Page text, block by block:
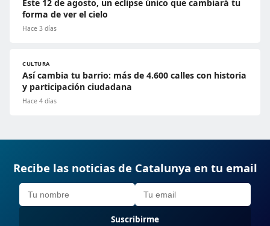
Este 12 de agosto, un eclipse único que cambiará tu
forma de ver el cielo
Hace 3 días
CULTURA
Así cambia tu barrio: más de 4.600 calles con historia
y participación ciudadana
Hace 4 días
Recibe las noticias de Catalunya en tu email
Suscribirme